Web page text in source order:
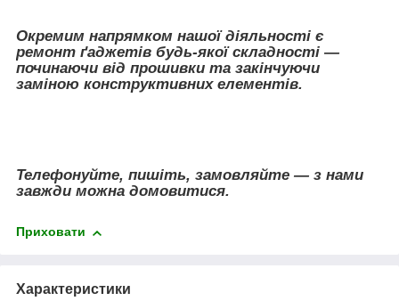
Окремим напрямком нашої діяльності є
ремонт ґаджетів будь-якої складності —
починаючи від прошивки та закінчуючи
заміною конструктивних елементів.
Телефонуйте, пишіть, замовляйте — з нами
завжди можна домовитися.
Приховати
Характеристики